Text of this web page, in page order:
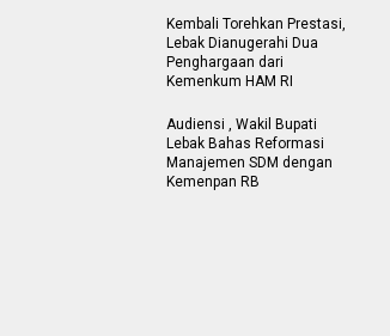
Kembali Torehkan Prestasi,
Lebak Dianugerahi Dua
Penghargaan dari
Kemenkum HAM RI
Audiensi , Wakil Bupati
Lebak Bahas Reformasi
Manajemen SDM dengan
Kemenpan RB